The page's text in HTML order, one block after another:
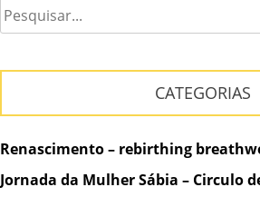
CATEGORIAS
Renascimento – rebirthing
Jornada da Mulher Sábia – Circulo